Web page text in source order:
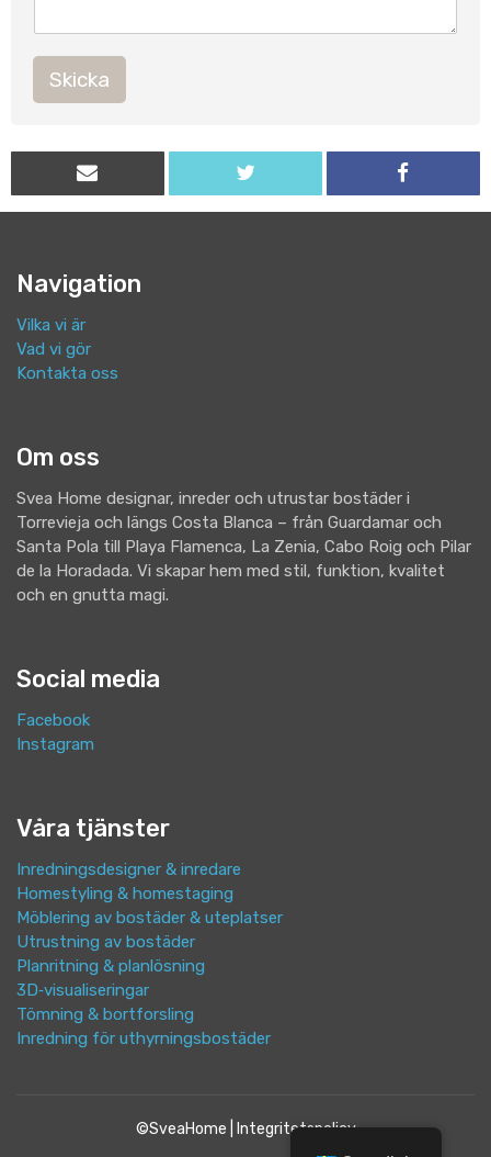
m
n
Skicka
Navigation
Vilka vi är
Vad vi gör
Kontakta oss
Om oss
Svea Home designar, inreder och utrustar bostäder i
Torrevieja och längs Costa Blanca – från Guardamar och
Santa Pola till Playa Flamenca, La Zenia, Cabo Roig och Pilar
de la Horadada. Vi skapar hem med stil, funktion, kvalitet
och en gnutta magi.
Social media
Facebook
Instagram
Våra tjänster
Inredningsdesigner & inredare
Homestyling & homestaging
Möblering av bostäder & uteplatser
Utrustning av bostäder
Planritning & planlösning
3D‑visualiseringar
Tömning & bortforsling
Inredning för uthyrningsbostäder
©SveaHome | Integritetspolicy